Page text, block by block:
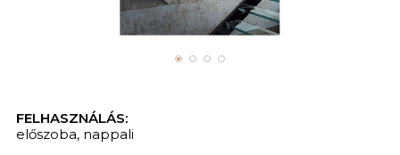
FELHASZNÁLÁS:
előszoba, nappali